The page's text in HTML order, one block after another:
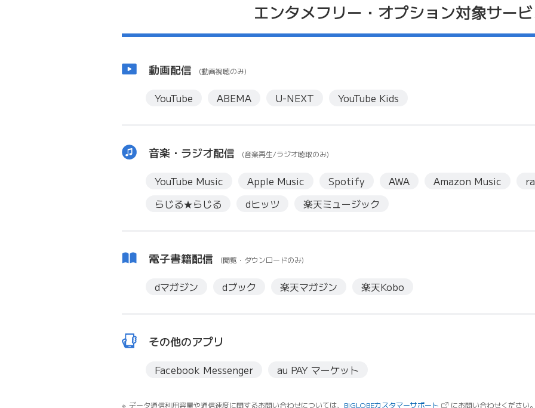
エンタメフリー・オプション対象サー
動画配信 (動画視聴のみ)
YouTube ABEMA U-NEXT YouTube Kids
音楽・ラジオ配信 (音楽再生/ラジオ聴取のみ)
YouTube Music Apple Music Spotify AWA Amazon Music
らじる★らじる
dヒッツ 楽天ミュージック
電子書籍配信 (閲覧・ダウンロードのみ)
dマガジン dブック 楽天マガジン 楽天Kobo
その他のアプリ
Facebook Messenger au PAY マーケット
データ通信利用容量や通信速度に関するお問い合わせについては、 BIGLOBEカスタマーサポート （新しいタブで開きます）
にお問い合わせください